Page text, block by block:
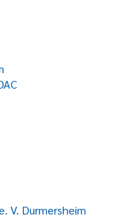
V. Durmersheim